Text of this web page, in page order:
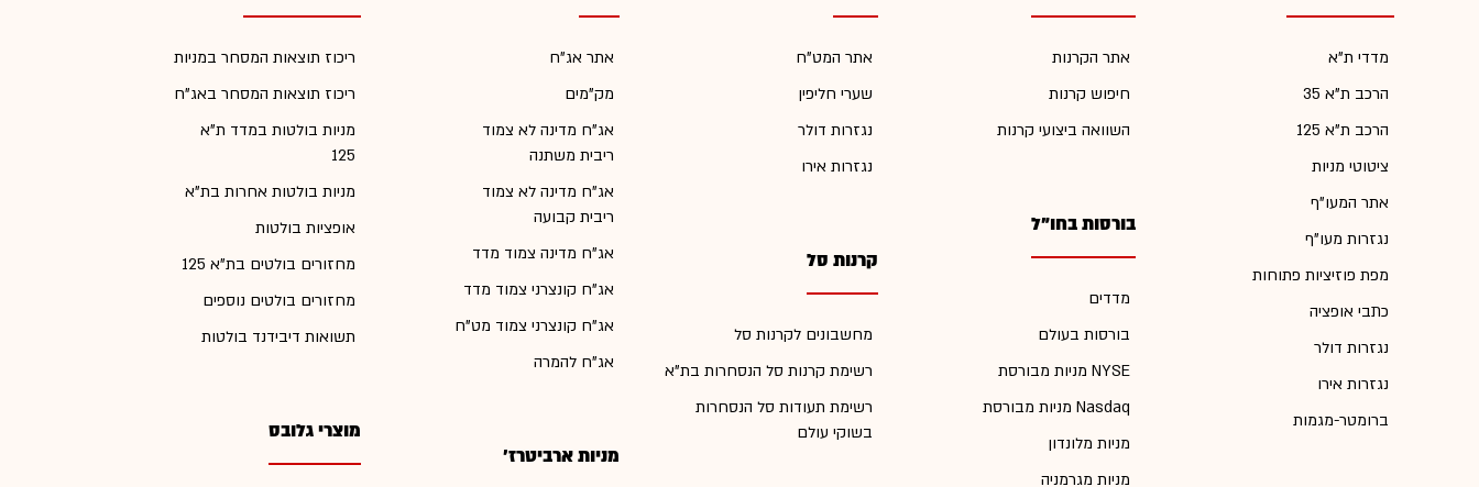
מדדי ת"א
הרכב ת"א 35
הרכב ת"א 125
ציטוטי מניות
אתר המעו"ף
נגזרות מעו"ף
מפת פוזיציות פתוחות
כתבי אופציה
נגזרות דולר
נגזרות אירו
ברומטר-מגמות
אתר הקרנות
חיפוש קרנות
השוואה ביצועי קרנות
בורסות בחו"ל
מדדים
בורסות בעולם
מניות מבורסת NYSE
מניות מבורסת Nasdaq
מניות מלונדון
מניות מגרמניה
אתר המט"ח
שערי חליפין
נגזרות דולר
נגזרות אירו
קרנות סל
מחשבונים לקרנות סל
רשימת קרנות סל הנסחרות בת"א
רשימת תעודות סל הנסחרות
בשוקי עולם
אתר אג"ח
מק"מים
אג"ח מדינה לא צמוד
ריבית משתנה
אג"ח מדינה לא צמוד
ריבית קבועה
אג"ח מדינה צמוד מדד
אג"ח קונצרני צמוד מדד
אג"ח קונצרני צמוד מט"ח
אג"ח להמרה
מניות ארביטרז'
ריכוז תוצאות המסחר במניות
ריכוז תוצאות המסחר באג"ח
מניות בולטות במדד ת"א
125
מניות בולטות אחרות בת"א
אופציות בולטות
מחזורים בולטים בת"א 125
מחזורים בולטים נוספים
תשואות דיבידנד בולטות
מוצרי גלובס